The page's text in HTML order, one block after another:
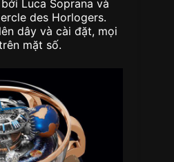
Luca Soprana và
des Horlogers.
dây và cài đặt, mọi
mặt số.